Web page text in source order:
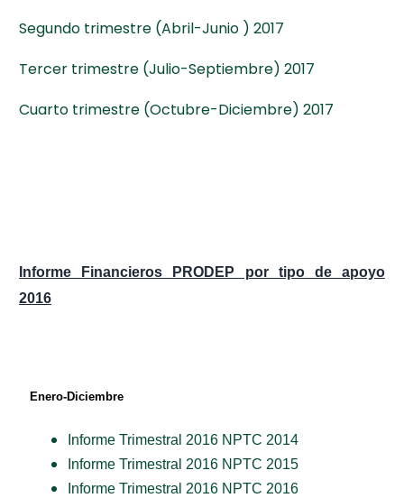
Segundo trimestre (Abril-Junio ) 2017
Tercer trimestre (Julio-Septiembre) 2017
Cuarto trimestre (Octubre-Diciembre) 2017
Informe Financieros PRODEP por tipo de apoyo
2016
Enero-Diciembre
Informe Trimestral 2016 NPTC 2014
Informe Trimestral 2016 NPTC 2015
Informe Trimestral 2016 NPTC 2016